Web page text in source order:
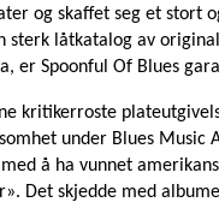
og skaffet seg et stort
sterk låtkatalog av
er Spoonful Of Blues
kritikerroste
under Blues Music
med å ha vunnet
Det skjedde med